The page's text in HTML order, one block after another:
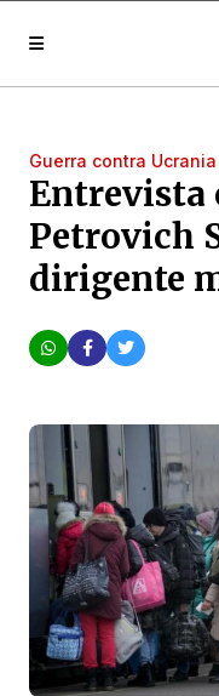
Guerra contra Ucrania
Entrevista
Petrovich
dirigente